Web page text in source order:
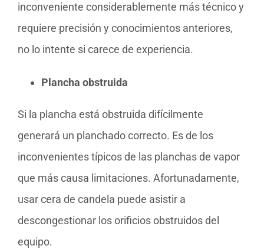
inconveniente considerablemente más técnico y
requiere precisión y conocimientos anteriores,
no lo intente si carece de experiencia.
Plancha obstruida
Si la plancha está obstruida difícilmente
generará un planchado correcto. Es de los
inconvenientes típicos de las planchas de vapor
que más causa limitaciones. Afortunadamente,
usar cera de candela puede asistir a
descongestionar los orificios obstruidos del
equipo.